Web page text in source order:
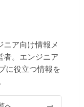
ニア向け情報メ
者。エンジニア
に役立つ情報を